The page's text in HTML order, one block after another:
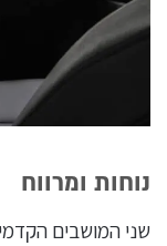
נוחות ומרווח
שני המושבים